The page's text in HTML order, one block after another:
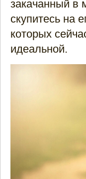
закачанный в
скупитесь на
которых
идеальной.